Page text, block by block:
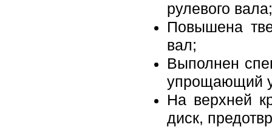
рулевого вала;
Повышена
вал;
Выполнен
упрощающий
На верхней
диск,